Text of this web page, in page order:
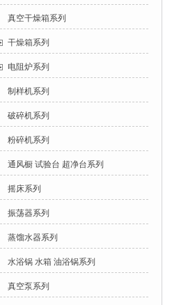
真空干燥箱系列
干燥箱系列
电阻炉系列
制样机系列
破碎机系列
粉碎机系列
通风橱 试验台 超净台系列
摇床系列
振荡器系列
蒸馏水器系列
水浴锅 水箱 油浴锅系列
真空泵系列